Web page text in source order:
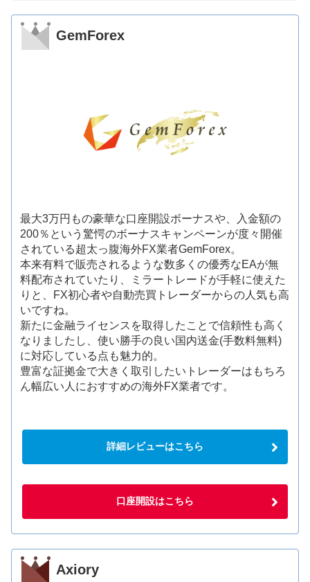
GemForex
最大3万円もの豪華な口座開設ボーナスや、入金額の
200％という驚愕のボーナスキャンペーンが度々開催
されている超太っ腹海外FX業者GemForex。
本来有料で販売されるような数多くの優秀なEAが無
料配布されていたり、ミラートレードが手軽に使えた
りと、FX初心者や自動売買トレーダーからの人気も高
いですね。
新たに金融ライセンスを取得したことで信頼性も高く
なりましたし、使い勝手の良い国内送金(手数料無料)
に対応している点も魅力的。
豊富な証拠金で大きく取引したいトレーダーはもちろ
ん幅広い人におすすめの海外FX業者です。
詳細レビューはこちら
口座開設はこちら
Axiory